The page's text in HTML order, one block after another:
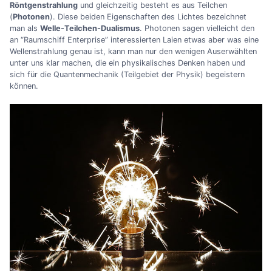
Röntgenstrahlung und gleichzeitig besteht es aus Teilchen
(Photonen). Diese beiden Eigenschaften des Lichtes bezeichnet
man als Welle-Teilchen-Dualismus. Photonen sagen vielleicht den
an “Raumschiff Enterprise” interessierten Laien etwas aber was eine
Wellenstrahlung genau ist, kann man nur den wenigen Auserwählten
unter uns klar machen, die ein physikalisches Denken haben und
sich für die Quantenmechanik (Teilgebiet der Physik) begeistern
können.